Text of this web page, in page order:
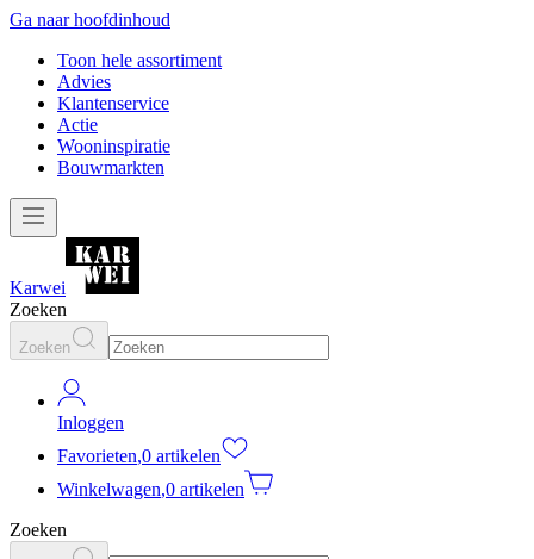
Ga naar hoofdinhoud
Toon hele assortiment
Advies
Klantenservice
Actie
Wooninspiratie
Bouwmarkten
Karwei
Zoeken
Zoeken
Inloggen
Favorieten,0 artikelen
Winkelwagen,0 artikelen
Zoeken